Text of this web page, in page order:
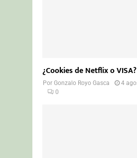
¿Cookies de Netflix o VISA?
PorGonzalo Royo Gasca
4
0